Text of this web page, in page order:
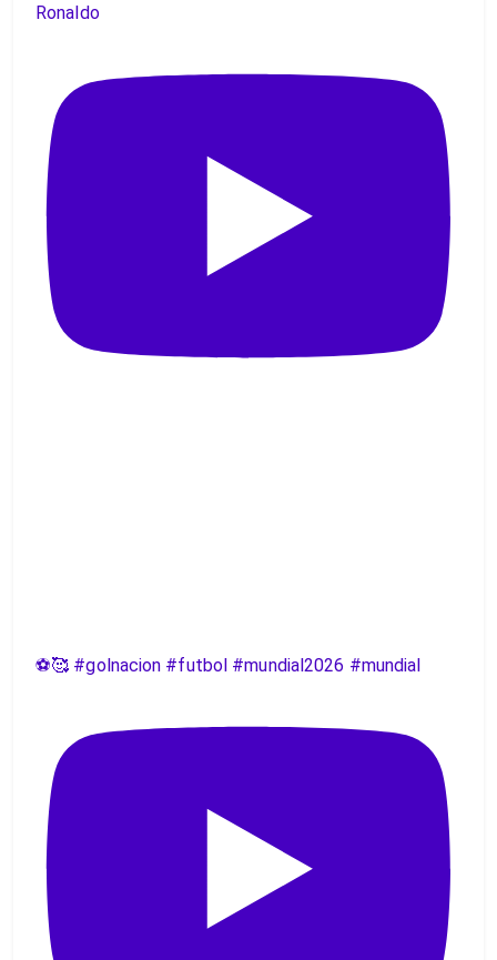
Ronaldo
⚽️🥰 #golnacion #futbol #mundial2026 #mundial